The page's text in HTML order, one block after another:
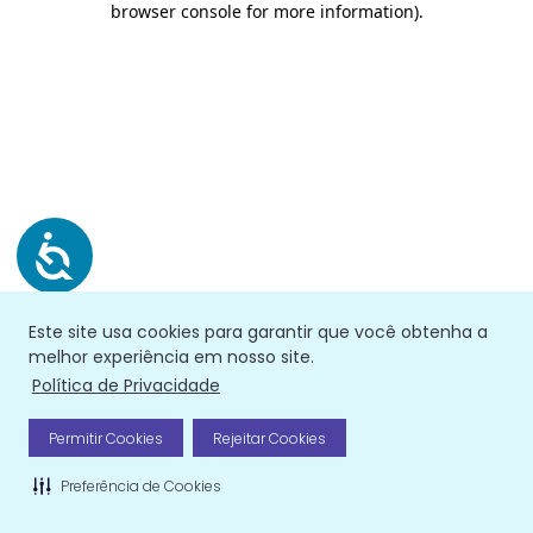
Este site usa cookies para garantir que você obtenha a
melhor experiência em nosso site.
Política de Privacidade
Permitir Cookies Rejeitar Cookies
Preferência de Cookies
browser console for more information).